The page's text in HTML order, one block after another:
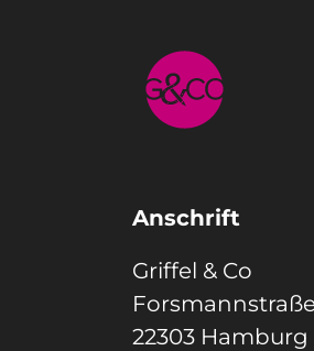
Anschrift
Griffel & Co
22303 Hamburg